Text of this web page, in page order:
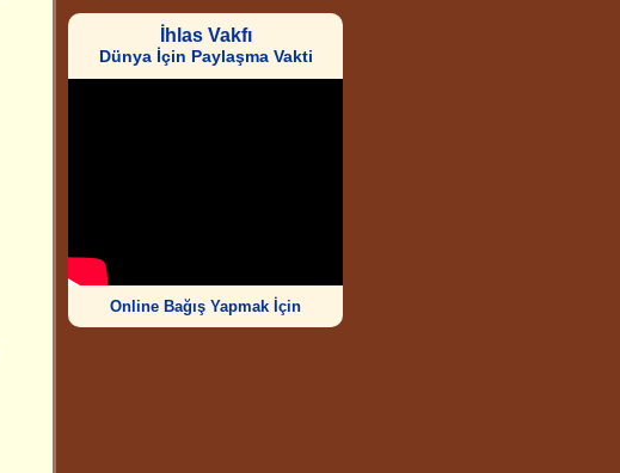
İhlas Vakfı
Dünya İçin Paylaşma Vakti
Online Bağış Yapmak İçin